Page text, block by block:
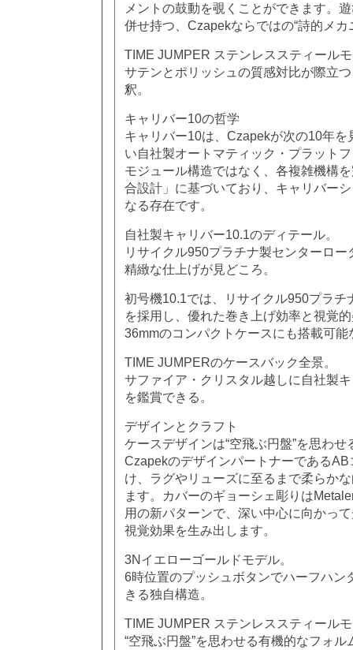
メントの鼓動を覗くことができます。
併せ持つ、Czapekならではの“詩的メカ
TIME JUMPER ステンレススティール
サテンとポリッシュの質感対比が際立
釈。
キャリバー10の哲学
キャリバー10は、Czapekが次の10年を
い自社製オートマティック・プラット
モジュール構造ではなく、各複雑機構
合設計」に基づいており、キャリバー
なる存在です。
自社製キャリバー10.1のディテール。
リサイクル950プラチナ製センターロ
精緻な仕上げが見どころ。
初号機10.1では、リサイクル950プラチ
を採用し、優れた巻き上げ効率と視覚
36mmのコンパクトケースにも搭載可
TIME JUMPERのケースバック全景。
サファイア・クリスタル越しに自社製
を鑑賞できる。
デザインとクラフト
ケースデザインは“空飛ぶ円盤”を思わ
Czapekのデザインパートナーである
け、ラグやリューズに至るまで柔らか
ます。カバーのギョーシェ彫りは
用の新パターンで、深い中心に向かっ
視覚効果を生み出します。
3Nイエローゴールドモデル。
6時位置のプッシュボタンでハーフハン
きる独自構造。
TIME JUMPER ステンレススティール
“空飛ぶ円盤”を思わせる有機的なフォ